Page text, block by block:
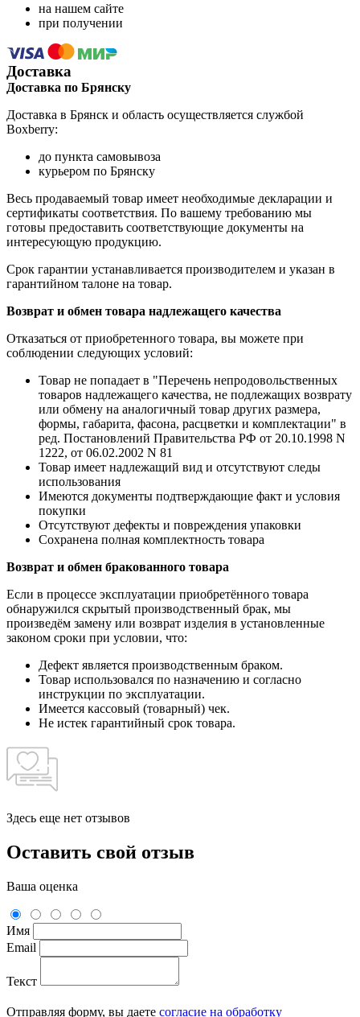
на нашем сайте
при получении
Доставка
Доставка по Брянску
Доставка в Брянск и область осуществляется службой
Boxberry:
до пункта самовывоза
курьером по Брянску
Весь продаваемый товар имеет необходимые декларации и
сертификаты соответствия. По вашему требованию мы
готовы предоставить соответствующие документы на
интересующую продукцию.
Срок гарантии устанавливается производителем и указан в
гарантийном талоне на товар.
Возврат и обмен товара надлежащего качества
Отказаться от приобретенного товара, вы можете при
соблюдении следующих условий:
Товар не попадает в "Перечень непродовольственных
товаров надлежащего качества, не подлежащих возврату
или обмену на аналогичный товар других размера,
формы, габарита, фасона, расцветки и комплектации" в
ред. Постановлений Правительства РФ от 20.10.1998 N
1222, от 06.02.2002 N 81
Товар имеет надлежащий вид и отсутствуют следы
использования
Имеются документы подтверждающие факт и условия
покупки
Отсутствуют дефекты и повреждения упаковки
Сохранена полная комплектность товара
Возврат и обмен бракованного товара
Если в процессе эксплуатации приобретённого товара
обнаружился скрытый производственный брак, мы
произведём замену или возврат изделия в установленные
законом сроки при условии, что:
Дефект является производственным браком.
Товар использовался по назначению и согласно
инструкции по эксплуатации.
Имеется кассовый (товарный) чек.
Не истек гарантийный срок товара.
Здесь еще нет отзывов
Оставить свой отзыв
Ваша оценка
Имя
Email
Текст
Отправляя форму, вы даете согласие на обработку